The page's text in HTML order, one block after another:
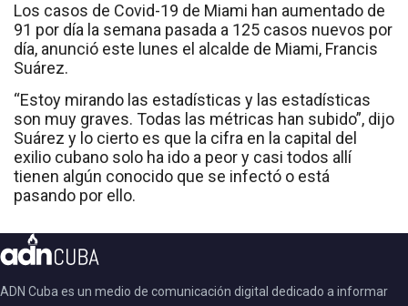
Los casos de Covid-19 de Miami han aumentado de
91 por día la semana pasada a 125 casos nuevos por
día, anunció este lunes el alcalde de Miami, Francis
Suárez.
“Estoy mirando las estadísticas y las estadísticas
son muy graves. Todas las métricas han subido”, dijo
Suárez y lo cierto es que la cifra en la capital del
exilio cubano solo ha ido a peor y casi todos allí
tienen algún conocido que se infectó o está
pasando por ello.
ADN Cuba es un medio de comunicación digital dedicado a informar